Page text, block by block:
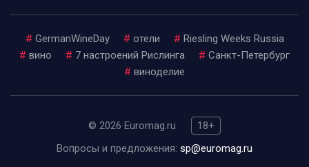
# GermanWineDay # отели # Riesling Weeks Russia
# вино # 7 настроений Рислинга # Санкт-Петербург
# виноделие
© 2026 Euromag.ru
18+
Вопросы и предложения: sp@euromag.ru